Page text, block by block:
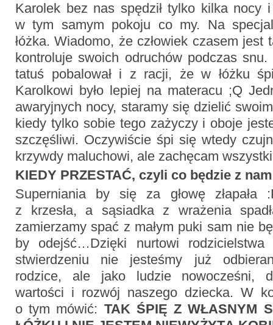
Karolek bez nas spędził tylko kilka nocy i
w tym samym pokoju co my. Na
łóżka. Wiadomo, że człowiek czasem jest
kontroluje swoich odruchów podczas snu.
tatuś pobalował i z racji, że w łóżku
Karolkowi było lepiej na materacu ;Q
awaryjnych nocy, staramy się dzielić
kiedy tylko sobie tego zażyczy i oboje
szczęśliwi. Oczywiście śpi się wtedy
krzywdy maluchowi, ale zachęcam
KIEDY PRZESTAĆ, czyli co będzie z
Superniania by się za głowę złapała
z krzesła, a sąsiadka z wrażenia
zamierzamy spać z małym puki sam nie
by odejść…Dzięki nurtowi
stwierdzeniu nie jesteśmy już
rodzice, ale jako ludzie nowocześni,
wartości i rozwój naszego dziecka. W
o tym mówić: TAK ŚPIĘ Z WŁASNYM